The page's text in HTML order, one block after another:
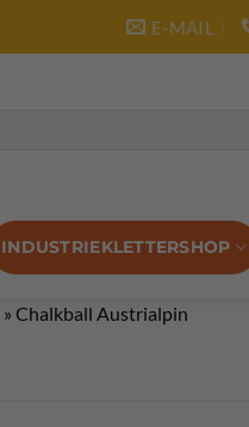
E-MAIL
INDUSTRIEKLETTERSHOP
» Chalkball Austrialpin